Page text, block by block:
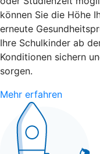
können Sie die Höhe
erneute
Ihre Schulkinder ab
Konditionen sichern
sorgen.
Mehr erfahren